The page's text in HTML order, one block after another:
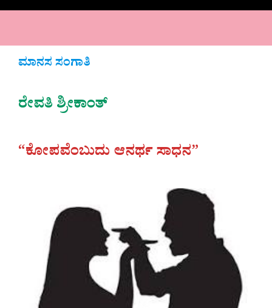
ಮಾನಸ ಸಂಗಾತಿ
ರೇವತಿ ಶ್ರೀಕಾಂತ್‌
“ಕೋಪವೆಂಬುದು ಆನರ್ಥ ಸಾಧನ”